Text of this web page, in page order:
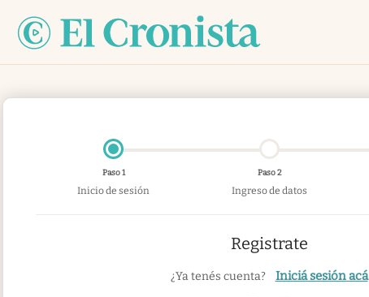
Paso 1
Inicio de sesión
Paso 2
Ingreso de datos
Registrate
¿Ya tenés cuenta? Iniciá sesión acá